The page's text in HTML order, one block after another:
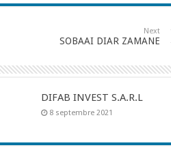
Next
SOBAAI DIAR ZAMANE
DIFAB INVEST S.A.R.L
8 septembre 2021